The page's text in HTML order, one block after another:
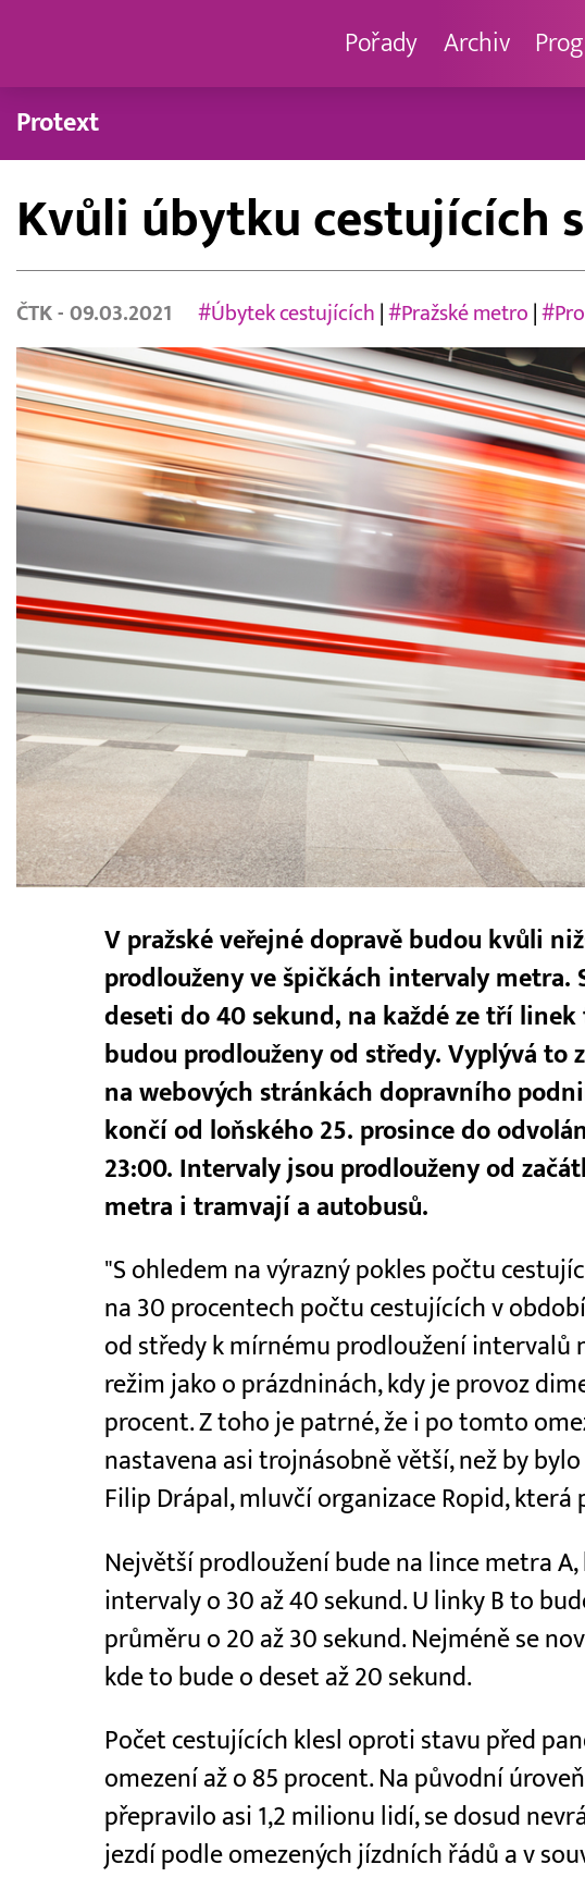
Pořady Archiv
Protext
Kvůli úbytku cestujících
ČTK - 09.03.2021 #Úbytek cestujících #Pražské metro
V pražské veřejné dopravě budou kvůli
prodlouženy ve špičkách intervaly metra.
deseti do 40 sekund, na každé ze tří
budou prodlouženy od středy. Vyplývá to
na webových stránkách dopravního
končí od loňského 25. prosince do
23:00. Intervaly jsou prodlouženy od
metra i tramvají a autobusů.
"S ohledem na výrazný pokles počtu
na 30 procentech počtu cestujících v
od středy k mírnému prodloužení intervalů
režim jako o prázdninách, kdy je provoz
procent. Z toho je patrné, že i po tomto
nastavena asi trojnásobně větší, než by
Filip Drápal, mluvčí organizace Ropid, která
Největší prodloužení bude na lince metra A,
intervaly o 30 až 40 sekund. U linky B to
průměru o 20 až 30 sekund. Nejméně se
kde to bude o deset až 20 sekund.
Počet cestujících klesl oproti stavu před
omezení až o 85 procent. Na původní
přepravilo asi 1,2 milionu lidí, se dosud
jezdí podle omezených jízdních řádů a v